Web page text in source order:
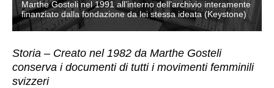
Marthe Gosteli nel 1991 all’interno dell’archivio interamente
finanziato dalla fondazione da lei stessa ideata (Keystone)
Storia – Creato nel 1982 da Marthe Gosteli
conserva i documenti di tutti i movimenti femminili
svizzeri